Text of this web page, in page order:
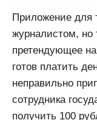
Приложение для
журналистом, но
претендующее
готов платить
неправильно
сотрудника
получить 100